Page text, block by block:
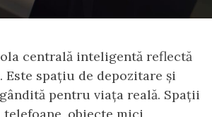
centrală inteligentă reflectă
Este spațiu de depozitare și
pentru viața reală. Spații